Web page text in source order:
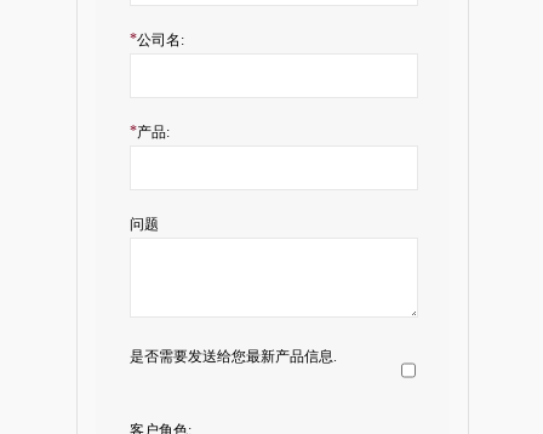
*公司名:
*产品:
问题
是否需要发送给您最新产品信息.
客户角色: